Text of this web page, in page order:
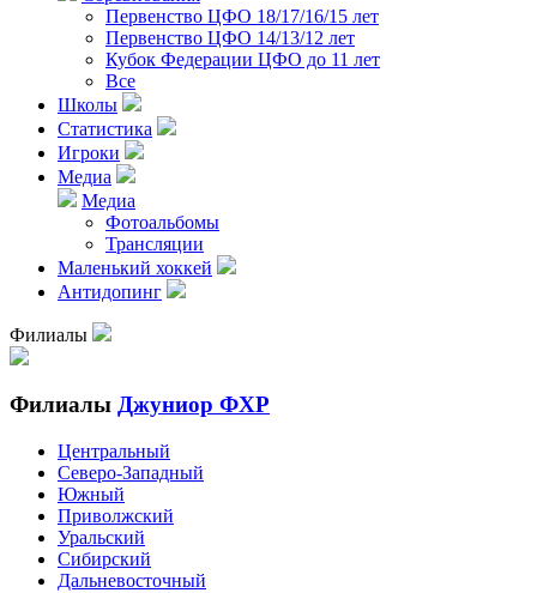
Первенство ЦФО 18/17/16/15 лет
Первенство ЦФО 14/13/12 лет
Кубок Федерации ЦФО до 11 лет
Все
Школы
Статистика
Игроки
Медиа
Медиа
Фотоальбомы
Трансляции
Маленький хоккей
Антидопинг
Филиалы
Филиалы Джуниор ФХР
Центральный
Северо-Западный
Южный
Приволжский
Уральский
Сибирский
Дальневосточный